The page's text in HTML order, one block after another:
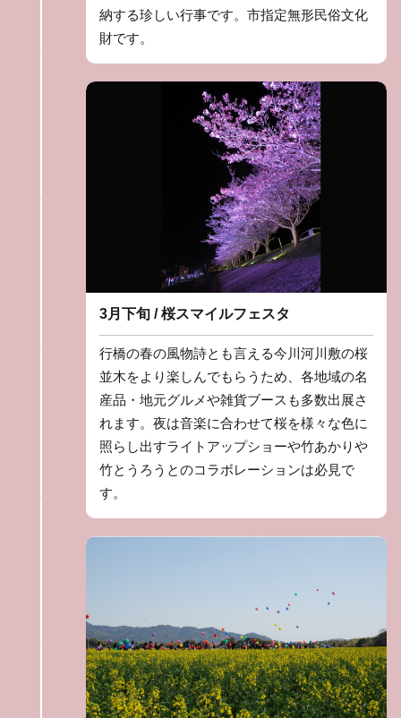
納する珍しい行事です。市指定無形民俗文化
財です。
3月下旬 / 桜スマイルフェスタ
行橋の春の風物詩とも言える今川河川敷の桜
並木をより楽しんでもらうため、各地域の名
産品・地元グルメや雑貨ブースも多数出展さ
れます。夜は音楽に合わせて桜を様々な色に
照らし出すライトアップショーや竹あかりや
竹とうろうとのコラボレーションは必見で
す。